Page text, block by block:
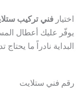
اختيار فني تركيب
يوفّر عليك أعطال
البداية نادراً ما
رقم فني ستلايت